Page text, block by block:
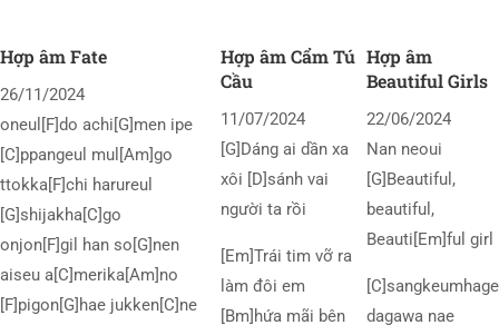
Hợp âm Fate
26/11/2024
oneul[F]do achi[G]men ipe
[C]ppangeul mul[Am]go
ttokka[F]chi harureul
[G]shijakha[C]go
onjon[F]gil han so[G]nen
aiseu a[C]merika[Am]no
[F]pigon[G]hae jukken[C]ne
Hợp âm Cẩm Tú
Cầu
11/07/2024
[G]Dáng ai dần xa
xôi [D]sánh vai
người ta rồi
[Em]Trái tim vỡ ra
làm đôi em
[Bm]hứa mãi bên
Hợp âm
Beautiful Girls
22/06/2024
Nan neoui
[G]Beautiful,
beautiful,
Beauti[Em]ful girl
[C]sangkeumhage
dagawa nae